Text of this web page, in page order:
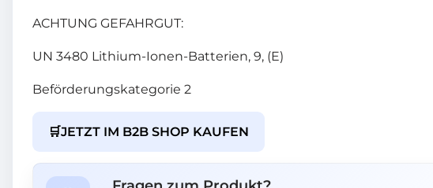
ACHTUNG GEFAHRGUT:
UN 3480 Lithium-Ionen-Batterien, 9, (E)
Beförderungskategorie 2
🛒JETZT IM B2B SHOP KAUFEN